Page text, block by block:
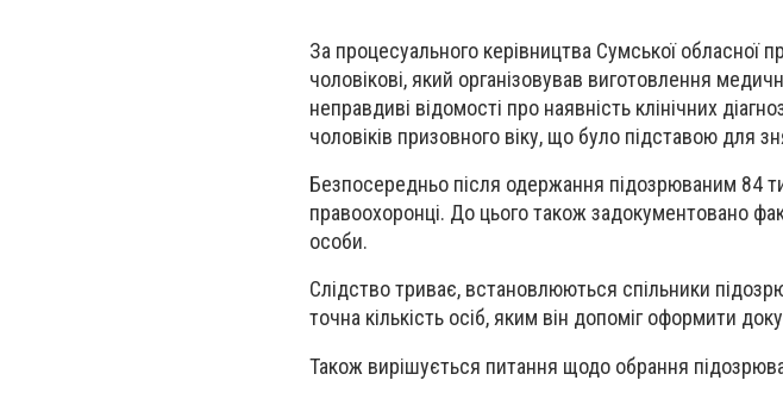
За процесуального керівництва Сумської обласної
чоловікові, який організовував виготовлення
неправдиві відомості про наявність клінічних
чоловіків призовного віку, що було підставою для
Безпосередньо після одержання підозрюваним 84
правоохоронці. До цього також задокументовано
особи.
Слідство триває, встановлюються спільники
точна кількість осіб, яким він допоміг оформити
Також вирішується питання щодо обрання